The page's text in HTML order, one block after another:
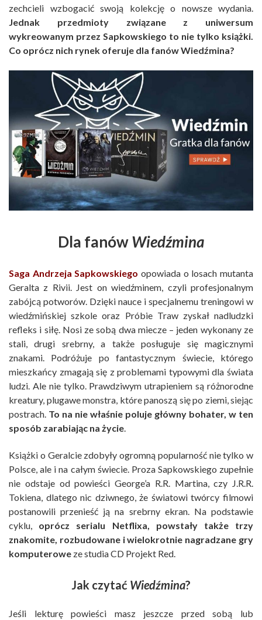
zechcieli wzbogacić swoją kolekcję o nowsze wydania.
Jednak przedmioty związane z uniwersum
wykreowanym przez Sapkowskiego to nie tylko książki.
Co oprócz nich rynek oferuje dla fanów Wiedźmina?
Dla fanówWiedźmina
Saga Andrzeja Sapkowskiego opowiada o losach mutanta
Geralta z Rivii. Jest on wiedźminem, czyli profesjonalnym
zabójcą potworów. Dzięki nauce i specjalnemu treningowi w
wiedźmińskiej szkole oraz Próbie Traw zyskał nadludzki
refleks i siłę. Nosi ze sobą dwa miecze – jeden wykonany ze
stali, drugi srebrny, a także posługuje się magicznymi
znakami. Podróżuje po fantastycznym świecie, którego
mieszkańcy zmagają się z problemami typowymi dla świata
ludzi. Ale nie tylko. Prawdziwym utrapieniem są różnorodne
kreatury, plugawe monstra, które panoszą się po ziemi, siejąc
postrach. To na nie właśnie poluje główny bohater, w ten
sposób zarabiając na życie.
Książki o Geralcie zdobyły ogromną popularność nie tylko w
Polsce, ale i na całym świecie. Proza Sapkowskiego zupełnie
nie odstaje od powieści George’a R.R. Martina, czy J.R.R.
Tokiena, dlatego nic dziwnego, że światowi twórcy filmowi
postanowili przenieść ją na srebrny ekran. Na podstawie
cyklu, oprócz serialu Netflixa, powstały także trzy
znakomite, rozbudowane i wielokrotnie nagradzane gry
komputerowe ze studia CD Projekt Red.
Jak czytać Wiedźmina?
Jeśli lekturę powieści masz jeszcze przed sobą lub